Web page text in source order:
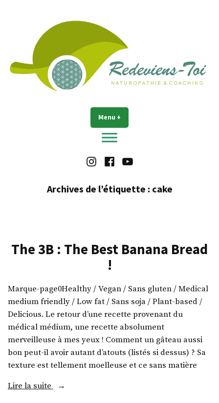
Redeviens-toi Menu +
Instagram
FacebookYoutube
Archives de l’étiquette : cake
The 3B : The Best Banana Bread
!
Marque-page0Healthy / Vegan / Sans gluten / Medical
medium friendly / Low fat / Sans soja / Plant-based /
Delicious. Le retour d’une recette provenant du
médical médium, une recette absolument
merveilleuse à mes yeux ! Comment un gâteau aussi
bon peut-il avoir autant d’atouts (listés si dessus) ? Sa
texture est tellement moelleuse et ce sans matière
Lire la suite
« The